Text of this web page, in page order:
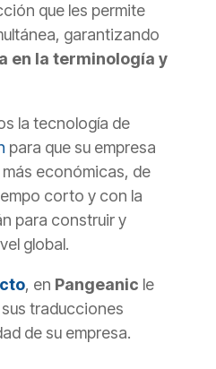
que les permite
garantizando
en la terminología y
la tecnología de
para que su empresa
económicas, de
corto y con la
para construir y
global.
, en Pangeanic le
traducciones
de su empresa.